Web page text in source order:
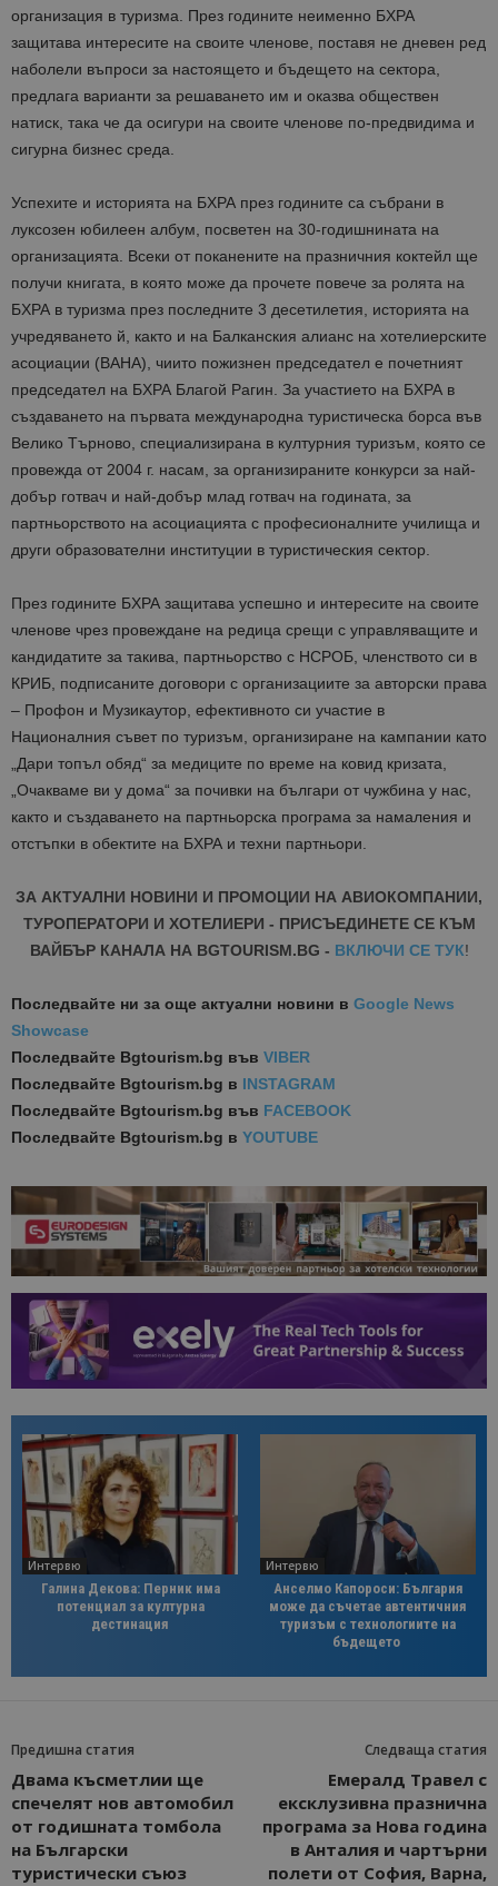
организация в туризма. През годините неименно БХРА
защитава интересите на своите членове, поставя не дневен ред
наболели въпроси за настоящето и бъдещето на сектора,
предлага варианти за решаването им и оказва обществен
натиск, така че да осигури на своите членове по-предвидима и
сигурна бизнес среда.
Успехите и историята на БХРА през годините са събрани в
луксозен юбилеен албум, посветен на 30-годишнината на
организацията. Всеки от поканените на празничния коктейл ще
получи книгата, в която може да прочете повече за ролята на
БХРА в туризма през последните 3 десетилетия, историята на
учредяването й, както и на Балканския алианс на хотелиерските
асоциации (BAHA), чиито пожизнен председател е почетният
председател на БХРА Благой Рагин. За участието на БХРА в
създаването на първата международна туристическа борса във
Велико Търново, специализирана в културния туризъм, която се
провежда от 2004 г. насам, за организираните конкурси за най-
добър готвач и най-добър млад готвач на годината, за
партньорството на асоциацията с професионалните училища и
други образователни институции в туристическия сектор.
През годините БХРА защитава успешно и интересите на своите
членове чрез провеждане на редица срещи с управляващите и
кандидатите за такива, партньорство с НСРОБ, членството си в
КРИБ, подписаните договори с организациите за авторски права
– Профон и Музикаутор, ефективното си участие в
Националния съвет по туризъм, организиране на кампании като
„Дари топъл обяд“ за медиците по време на ковид кризата,
„Очакваме ви у дома“ за почивки на българи от чужбина у нас,
както и създаването на партньорска програма за намаления и
отстъпки в обектите на БХРА и техни партньори.
ЗА АКТУАЛНИ НОВИНИ И ПРОМОЦИИ НА АВИОКОМПАНИИ,
ТУРОПЕРАТОРИ И ХОТЕЛИЕРИ - ПРИСЪЕДИНЕТЕ СЕ КЪМ
ВАЙБЪР КАНАЛА НА BGTOURISM.BG - ВКЛЮЧИ СЕ ТУК!
Последвайте ни за още актуални новини в Google News
Showcase
Последвайте Bgtourism.bg във VIBER
Последвайте Bgtourism.bg в INSTAGRAM
Последвайте Bgtourism.bg във FACEBOOK
Последвайте Bgtourism.bg в YOUTUBE
Интервю
Галина Декова: Перник има
потенциал за културна
дестинация
Интервю
Анселмо Капороси: България
може да съчетае автентичния
туризъм с технологиите на
бъдещето
Предишна статия
Двама късметлии ще
спечелят нов автомобил
от годишната томбола
на Български
туристически съюз
Следваща статия
Емералд Травел с
ексклузивна празнична
програма за Нова година
в Анталия и чартърни
полети от София, Варна,